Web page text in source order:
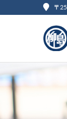
〒